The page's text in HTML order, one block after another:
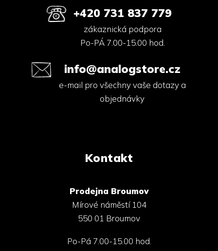
+420 731 837 779
zákaznická podpora
Po-PÁ 7.00-15.00 hod.
info@analogstore.cz
e-mail pro všechny vaše dotazy a
objednávky
Kontakt
Prodejna Broumov
Mírové náměstí 104
550 01 Broumov
Po-Pá 7.00-15.00 hod.